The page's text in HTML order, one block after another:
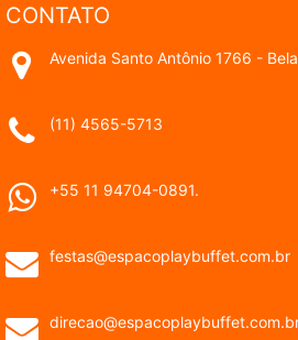
CONTATO
Avenida Santo Antônio 1766 -
(11) 4565-5713
+55 11 94704-0891.
festas@espacoplaybuffet.com.br